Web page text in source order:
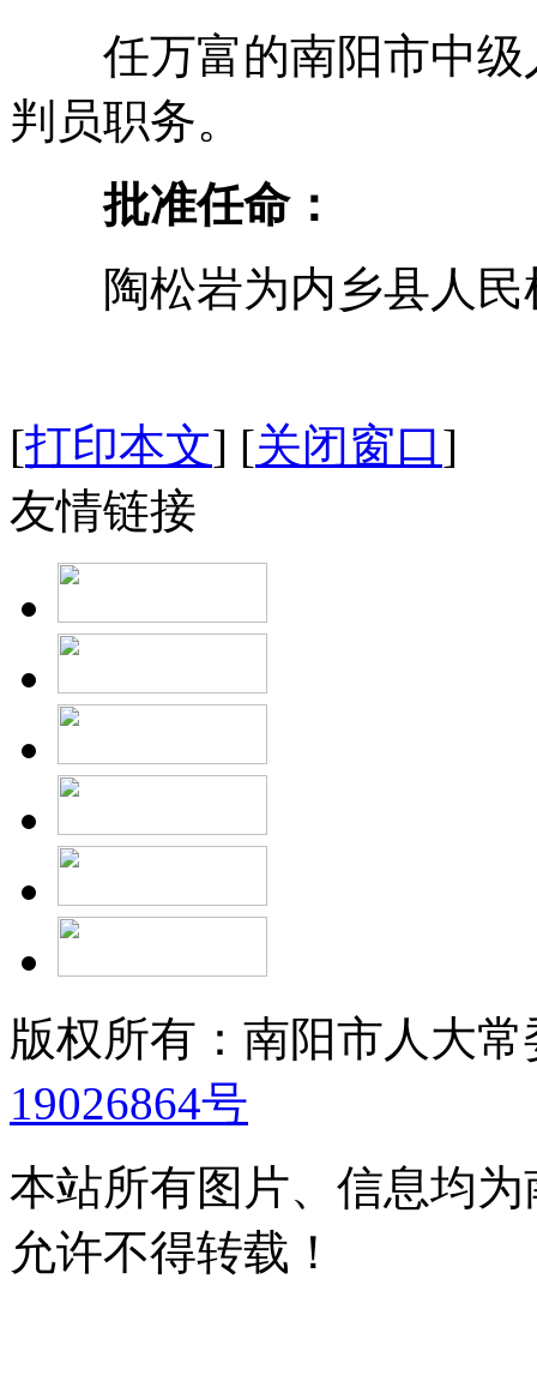
任万富的南阳市中级
判员职务。
批准任命：
陶松岩为内乡县人民
[打印本文] [关闭窗口]
友情链接
版权所有：南阳市人
19026864号
本站所有图片、信息均
允许不得转载！